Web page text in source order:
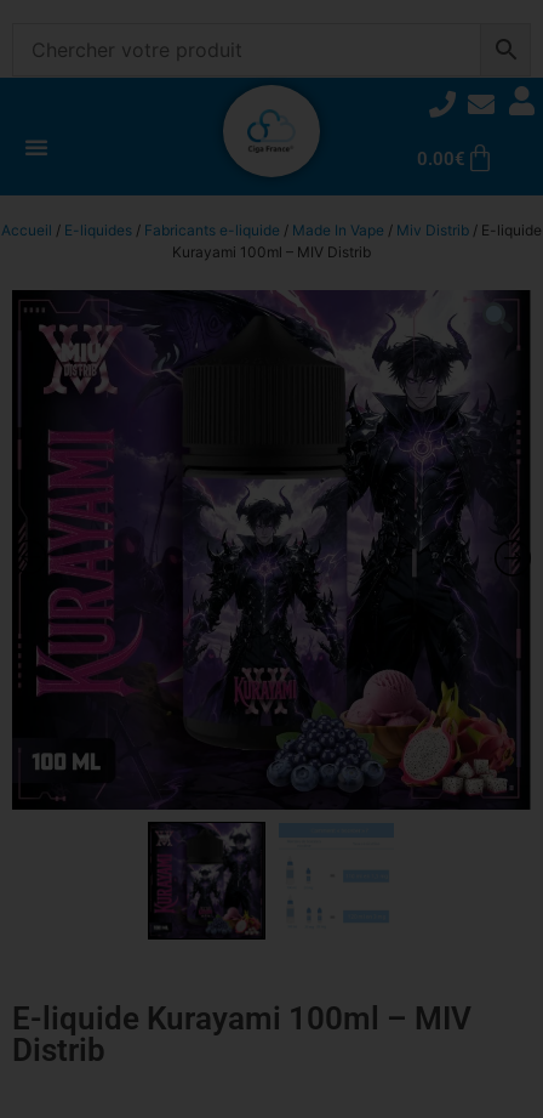
0.00€
Accueil / E-liquides / Fabricants e-liquide / Made In Vape / Miv Distrib / E-liquide
Kurayami 100ml – MIV Distrib
E-liquide Kurayami 100ml – MIV
Distrib